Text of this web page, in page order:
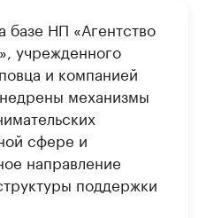
базе НП «Агентство
учрежденного
и компанией
механизмы
сфере и
направление
поддержки